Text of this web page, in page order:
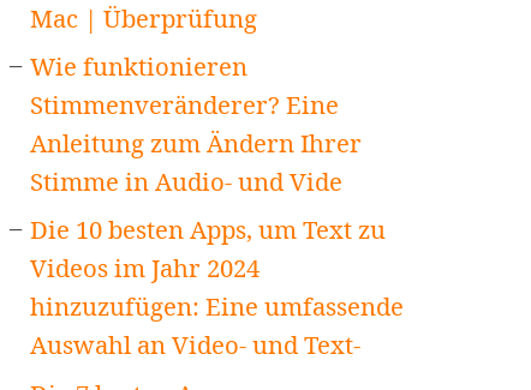
Mac | Überprüfung
Wie funktionieren
Stimmenveränderer? Eine
Anleitung zum Ändern Ihrer
Stimme in Audio- und Vide
Die 10 besten Apps, um Text zu
Videos im Jahr 2024
hinzuzufügen: Eine umfassende
Auswahl an Video- und Text-